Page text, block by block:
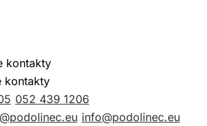
kontakty
kontakty
052 439 1206
info@podolinec.eu